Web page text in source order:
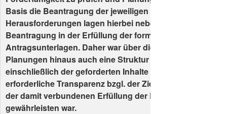
Basis die Beantragung der jeweiligen Fördermittel
Herausforderungen lagen hierbei neben den engen
Beantragung in der Erfüllung der formalen
Antragsunterlagen. Daher war über die fachlichen und
Planungen hinaus auch eine Struktur der
einschließlich der geforderten Inhalte zu entwickeln,
erforderliche Transparenz bzgl. der Ziele der einzelnen
der damit verbundenen Erfüllung der Förderkriterien zu
gewährleisten war.